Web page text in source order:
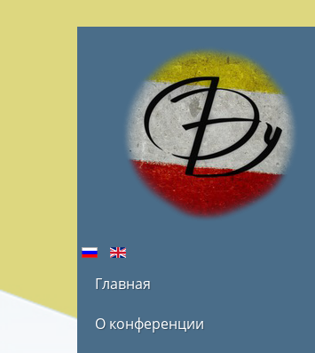
Главная
О конференции